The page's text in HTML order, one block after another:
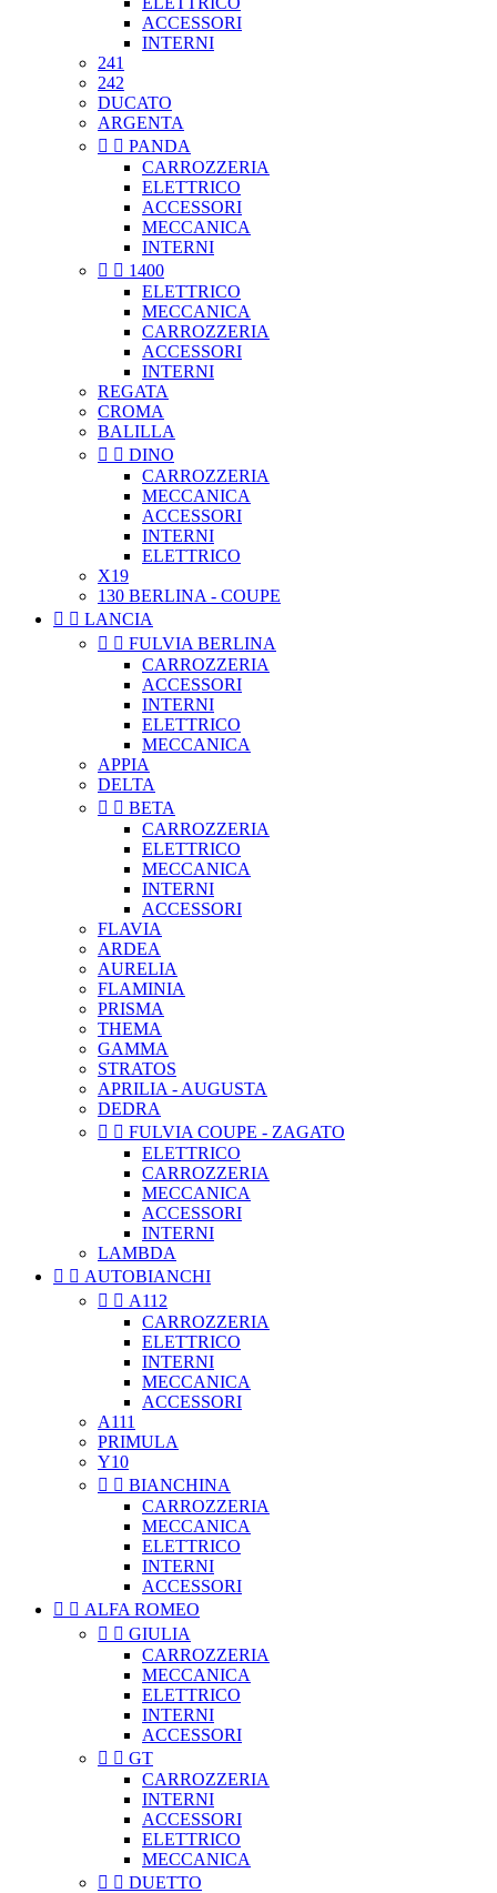
ACCESSORI
INTERNI
241
242
DUCATO
ARGENTA
  PANDA
CARROZZERIA
ELETTRICO
ACCESSORI
MECCANICA
INTERNI
  1400
ELETTRICO
MECCANICA
CARROZZERIA
ACCESSORI
INTERNI
REGATA
CROMA
BALILLA
  DINO
CARROZZERIA
MECCANICA
ACCESSORI
INTERNI
ELETTRICO
X19
130 BERLINA - COUPE
  LANCIA
  FULVIA BERLINA
CARROZZERIA
ACCESSORI
INTERNI
ELETTRICO
MECCANICA
APPIA
DELTA
  BETA
CARROZZERIA
ELETTRICO
MECCANICA
INTERNI
ACCESSORI
FLAVIA
ARDEA
AURELIA
FLAMINIA
PRISMA
THEMA
GAMMA
STRATOS
APRILIA - AUGUSTA
DEDRA
  FULVIA COUPE - ZAGATO
ELETTRICO
CARROZZERIA
MECCANICA
ACCESSORI
INTERNI
LAMBDA
  AUTOBIANCHI
  A112
CARROZZERIA
ELETTRICO
INTERNI
MECCANICA
ACCESSORI
A111
PRIMULA
Y10
  BIANCHINA
CARROZZERIA
MECCANICA
ELETTRICO
INTERNI
ACCESSORI
  ALFA ROMEO
  GIULIA
CARROZZERIA
MECCANICA
ELETTRICO
INTERNI
ACCESSORI
  GT
CARROZZERIA
INTERNI
ACCESSORI
ELETTRICO
MECCANICA
  DUETTO